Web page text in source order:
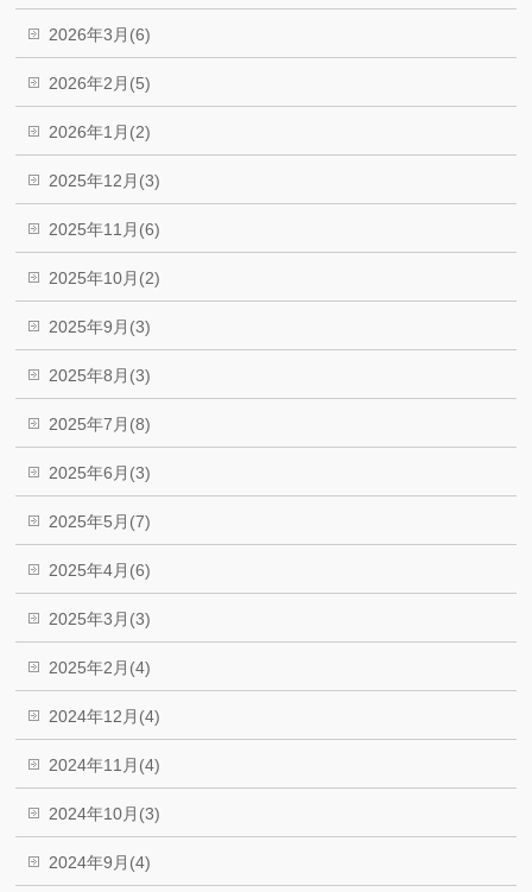
2026年3月(6)
2026年2月(5)
2026年1月(2)
2025年12月(3)
2025年11月(6)
2025年10月(2)
2025年9月(3)
2025年8月(3)
2025年7月(8)
2025年6月(3)
2025年5月(7)
2025年4月(6)
2025年3月(3)
2025年2月(4)
2024年12月(4)
2024年11月(4)
2024年10月(3)
2024年9月(4)